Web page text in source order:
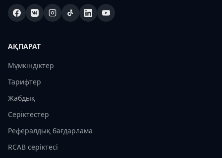
АҚПАРАТ
Мүмкіндіктер
Тарифтер
Жабдық
Серіктестер
Рефералдық бағдарлама
RCAB серіктесі